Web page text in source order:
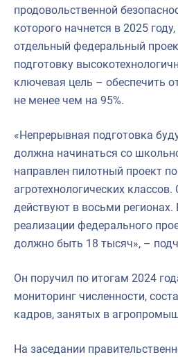
продовольственной
которого начнется в 2025
отдельный федеральный
подготовку
ключевая цель – обеспечить
не менее чем на 95%.
«Непрерывная подготовка
должна начинаться со
направлен пилотный проект
агротехнологических
действуют в восьми
реализации федерального
должно быть 18 тысяч», –
Он поручил по итогам 2024
мониторинг численности,
кадров, занятых в
На заседании